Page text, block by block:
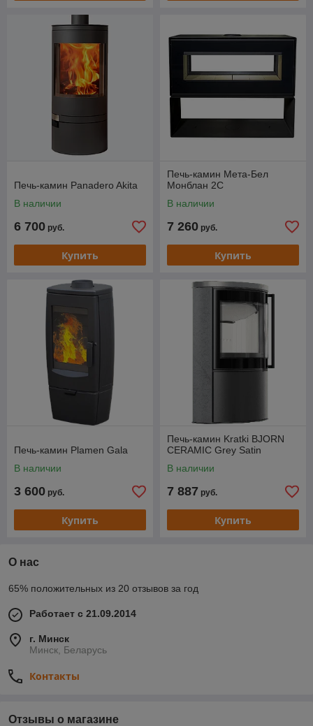
Печь-камин Panadero Akita
В наличии
6 700 руб.
Купить
Печь-камин Мета-Бел
Монблан 2С
В наличии
7 260 руб.
Купить
Печь-камин Plamen Gala
В наличии
3 600 руб.
Купить
Печь-камин Kratki BJORN
CERAMIC Grey Satin
В наличии
7 887 руб.
Купить
О нас
65% положительных из 20 отзывов за год
Работает с 21.09.2014
г. Минск
Минск, Беларусь
Контакты
Отзывы о магазине